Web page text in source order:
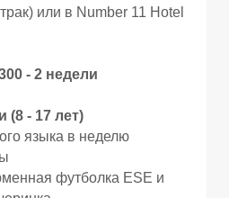
или в Number 11 Hotel
- 2 недели
(8 - 17 лет)
языка в неделю
футболка ESE и